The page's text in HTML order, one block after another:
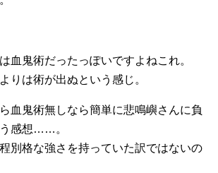
血鬼術だったっぽいですよねこれ。
りは術が出ぬという感じ。
鬼術無しなら簡単に悲鳴嶼さんに負
感想……。
別格な強さを持っていた訳ではないの